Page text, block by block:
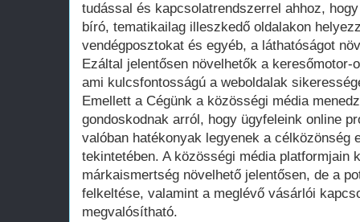
tudással és kapcsolatrendszerrel ahhoz,
bíró, tematikailag illeszkedő oldalakon
vendégposztokat és egyéb, a láthatóságot
Ezáltal jelentősen növelhetők a
ami kulcsfontosságú a weboldalak
Emellett a Cégünk a közösségi média
gondoskodnak arról, hogy ügyfeleink online
valóban hatékonyak legyenek a célközönség
tekintetében. A közösségi média platformjain
márkaismertség növelhető jelentősen, de a
felkeltése, valamint a meglévő vásárlói
megvalósítható.